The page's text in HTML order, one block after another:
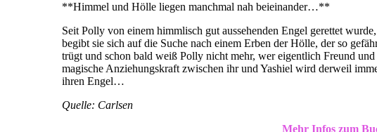
**Himmel und Hölle liegen manchmal nah beieinander…**
Seit Polly von einem himmlisch gut aussehenden Engel gerettet
begibt sie sich auf die Suche nach einem Erben der Hölle, der so
trügt und schon bald weiß Polly nicht mehr, wer eigentlich Freund
magische Anziehungskraft zwischen ihr und Yashiel wird derweil
ihren Engel…
Quelle: Carlsen
Mehr Infos zum